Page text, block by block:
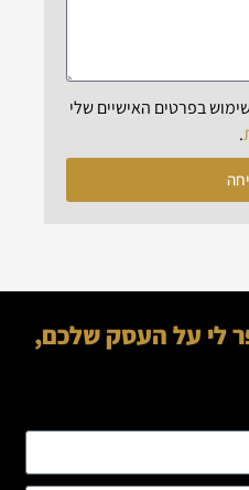
בפרטים האישיים שלי
.
לי על העסק שלכם,